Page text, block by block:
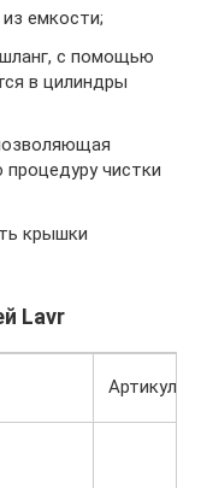
емкости;
с помощью
в цилиндры
чистки
крышки
Lavr
Артикулы